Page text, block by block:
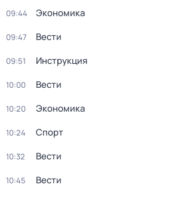
09:44 Экономика
09:47 Вести
09:51 Инструкция
10:00 Вести
10:20 Экономика
10:24 Спорт
10:32 Вести
10:45 Вести